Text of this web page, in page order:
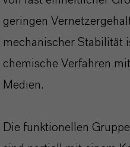
geringen
mechanischer Stabilität
chemische Verfahren
Medien.
Die funktionellen